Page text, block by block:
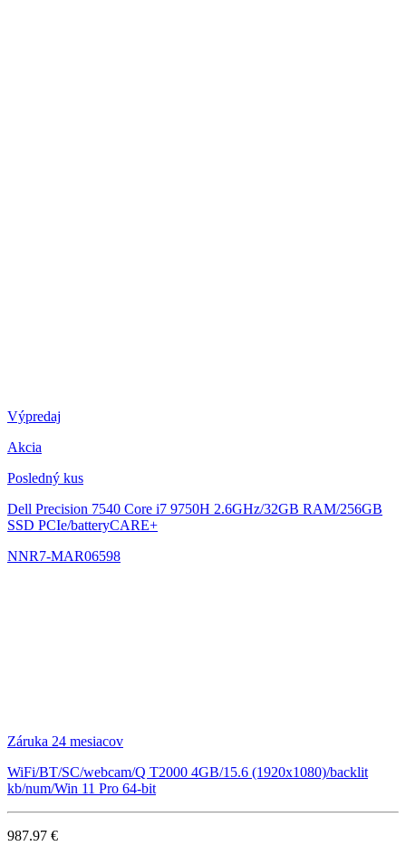
Výpredaj
Akcia
Posledný kus
Dell Precision 7540 Core i7 9750H 2.6GHz/32GB RAM/256GB
SSD PCIe/batteryCARE+
NNR7-MAR06598
Záruka 24 mesiacov
WiFi/BT/SC/webcam/Q T2000 4GB/15.6 (1920x1080)/backlit
kb/num/Win 11 Pro 64-bit
987.97 €